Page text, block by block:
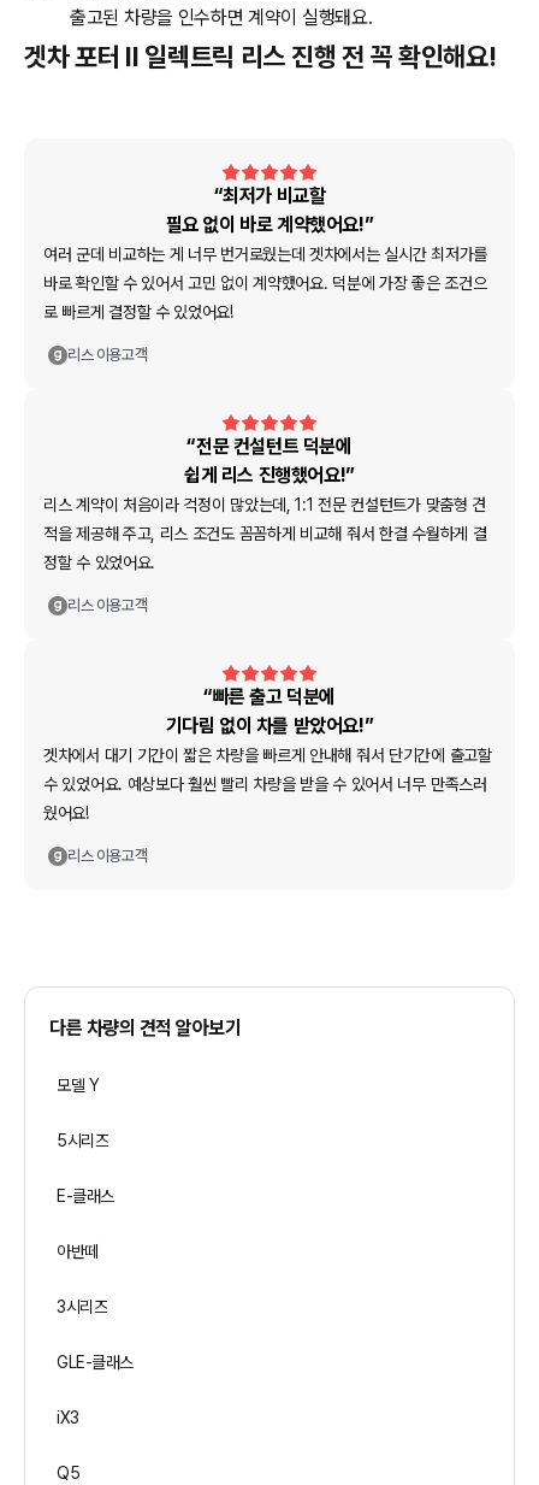
출고된 차량을 인수하면 계약이 실행돼요.
겟차 포터 II 일렉트릭 리스 진행 전 꼭 확인해요!
“최저가 비교할
필요 없이 바로 계약했어요!”
여러 군데 비교하는 게 너무 번거로웠는데 겟차에서는 실시간 최저가를
바로 확인할 수 있어서 고민 없이 계약했어요. 덕분에 가장 좋은 조건으
로 빠르게 결정할 수 있었어요!
리스 이용고객
“전문 컨설턴트 덕분에
쉽게 리스 진행했어요!”
리스 계약이 처음이라 걱정이 많았는데, 1:1 전문 컨설턴트가 맞춤형 견
적을 제공해 주고, 리스 조건도 꼼꼼하게 비교해 줘서 한결 수월하게 결
정할 수 있었어요.
리스 이용고객
“빠른 출고 덕분에
기다림 없이 차를 받았어요!”
겟차에서 대기 기간이 짧은 차량을 빠르게 안내해 줘서 단기간에 출고할
수 있었어요. 예상보다 훨씬 빨리 차량을 받을 수 있어서 너무 만족스러
웠어요!
리스 이용고객
다른 차량의 견적 알아보기
모델 Y
5시리즈
E-클래스
아반떼
3시리즈
GLE-클래스
iX3
Q5